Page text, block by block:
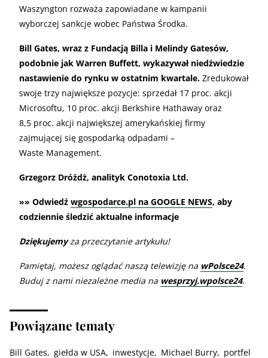
Waszyngton rozważa zapowiadane w kampanii
wyborczej sankcje wobec Państwa Środka.
Bill Gates, wraz z Fundacją Billa i Melindy Gatesów,
podobnie jak Warren Buffett, wykazywał niedźwiedzie
nastawienie do rynku w ostatnim kwartale. Zredukował
swoje trzy największe pozycje: sprzedał 17 proc. akcji
Microsoftu, 10 proc. akcji Berkshire Hathaway oraz
8,5 proc. akcji największej amerykańskiej firmy
zajmującej się gospodarką odpadami –
Waste Management.
Grzegorz Dróżdż, analityk Conotoxia Ltd.
»» Odwiedź wgospodarce.pl na GOOGLE NEWS, aby
codziennie śledzić aktualne informacje
Dziękujemyza przeczytanie artykułu!
Pamiętaj, możesz oglądać naszą telewizję na wPolsce24.
Buduj z nami niezależne media na wesprzyj.wpolsce24.
Powiązane tematy
Bill Gates giełda w USA inwestycje Michael Burry portfel